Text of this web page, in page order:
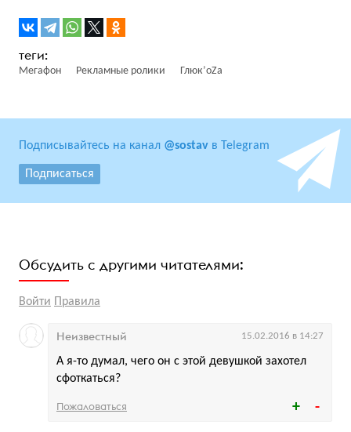
Мегафон Рекламные ролики Глюк’oZa
Подписывайтесь на канал @sostav в Telegram
Подписаться
Обсудить с другими читателями:
Войти Правила
А я-то думал, чего он с этой девушкой захотел
сфоткаться?
Неизвестный 15.02.2016 в 14:27
Пожаловаться